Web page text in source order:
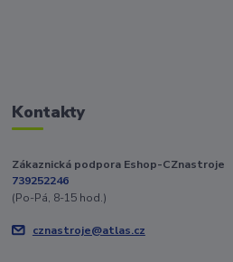
Kontakty
Zákaznická podpora Eshop-CZnastroje
739252246
(Po-Pá, 8-15 hod.)
cznastroje@atlas.cz